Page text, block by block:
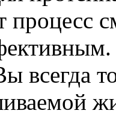
процесс
всегда